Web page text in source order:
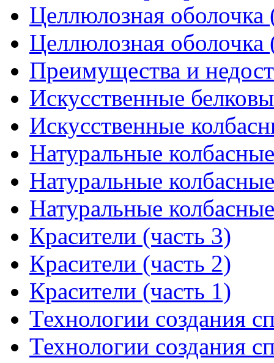
Целлюлозная оболочка
Целлюлозная оболочка
Преимущества и
Искусственные
Искусственные
Натуральные
Натуральные
Натуральные
Красители (часть 3)
Красители (часть 2)
Красители (часть 1)
Технологии создания
Технологии создания